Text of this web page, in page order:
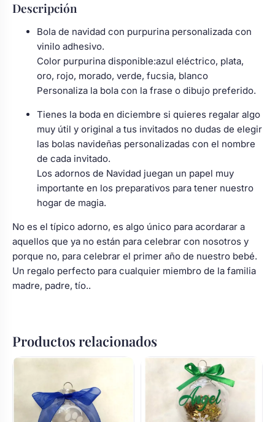
Descripción
Bola de navidad con purpurina personalizada con
vinilo adhesivo.
Color purpurina disponible:azul eléctrico, plata,
oro, rojo, morado, verde, fucsia, blanco
Personaliza la bola con la frase o dibujo preferido.
Tienes la boda en diciembre si quieres regalar algo
muy útil y original a tus invitados no dudas de elegir
las bolas navideñas personalizadas con el nombre
de cada invitado.
Los adornos de Navidad juegan un papel muy
importante en los preparativos para tener nuestro
hogar de magia.
No es el típico adorno, es algo único para acordarar a
aquellos que ya no están para celebrar con nosotros y
porque no, para celebrar el primer año de nuestro bebé.
Un regalo perfecto para cualquier miembro de la familia
madre, padre, tío..
Productos relacionados